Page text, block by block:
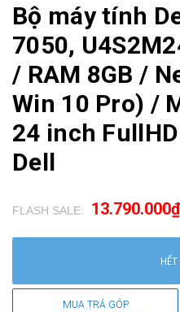
Bộ máy tính
7050,
/ RAM 8GB /
Win 10 Pro) /
24 inch
Dell
FLASH SALE: 13.790.000₫
HẾT
MUA TRẢ GÓP